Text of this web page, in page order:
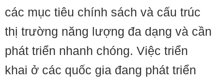
các mục tiêu chính sách và cấu trúc
thị trường năng lượng đa dạng và cần
phát triển nhanh chóng. Việc triển
khai ở các quốc gia đang phát triển